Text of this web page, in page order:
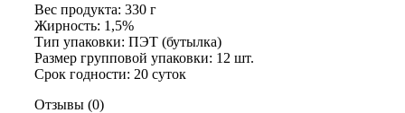
Вес продукта: 330 г
Жирность: 1,5%
Тип упаковки: ПЭТ (бутылка)
Размер групповой упаковки: 12 шт.
Срок годности: 20 суток
Отзывы (0)